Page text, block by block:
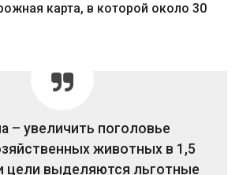
карта, в которой около 30
– увеличить поголовье
животных в 1,5
цели выделяются льготные